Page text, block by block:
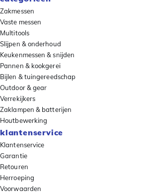
Zakmessen
Vaste messen
Multitools
Slijpen & onderhoud
Keukenmessen & snijden
Pannen & kookgerei
Bijlen & tuingereedschap
Outdoor & gear
Verrekijkers
Zaklampen & batterijen
Houtbewerking
klantenservice
Klantenservice
Garantie
Retouren
Herroeping
Voorwaarden